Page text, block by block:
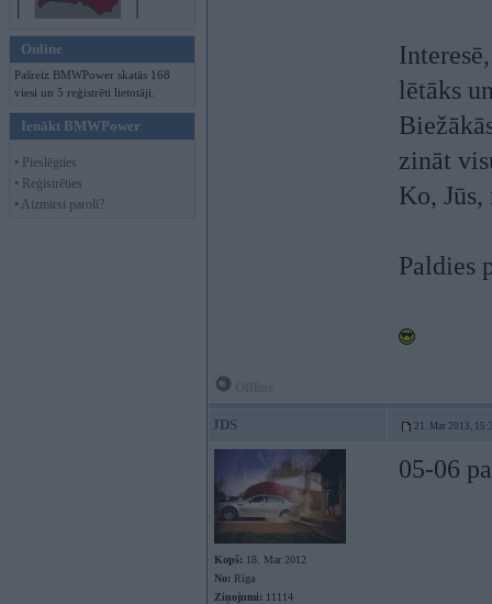
Online
Pašreiz BMWPower skatās 168
viesi un 5 reģistrēti lietotāji.
Ienākt BMWPower
• Pieslēgties
• Reģistrēties
• Aizmirsi paroli?
lētāks
zināt
Ko,
Paldies
JDS 21. Mar 2013,
Kopš: 18. Mar 2012
No: Rīga
Ziņojumi: 11114
05-06